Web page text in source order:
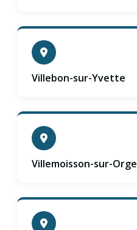
Villebon-sur-Yvette
Villemoisson-sur-Orge